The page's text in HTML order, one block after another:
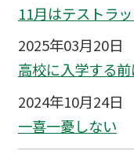
11月はテストラ
2025年03月20日
高校に入学する
2024年10月24日
一喜一憂しない